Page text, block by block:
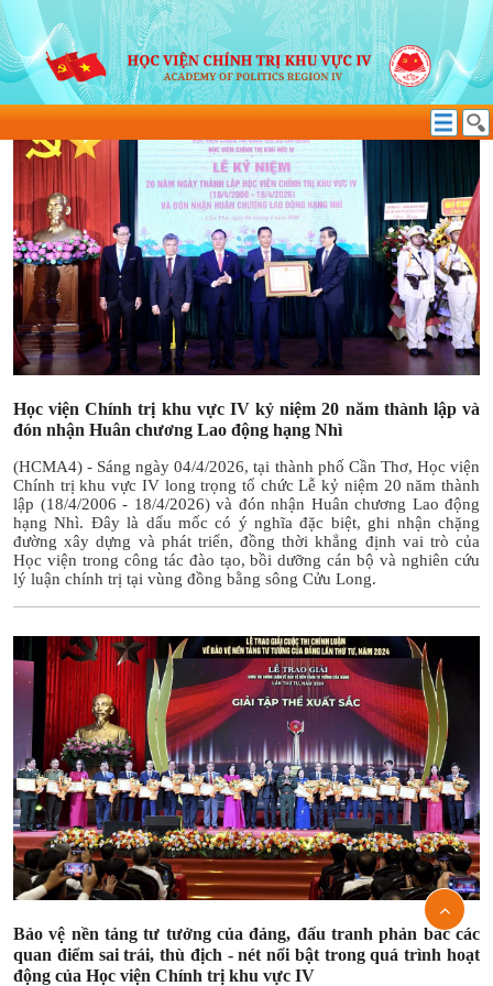
KỶ NIỆM 20 NĂM THÀNH LẬP
Học viện Chính trị khu vực IV kỷ niệm 20 năm thành lập và
đón nhận Huân chương Lao động hạng Nhì
(HCMA4) - Sáng ngày 04/4/2026, tại thành phố Cần Thơ, Học viện
Chính trị khu vực IV long trọng tổ chức Lễ kỷ niệm 20 năm thành
lập (18/4/2006 - 18/4/2026) và đón nhận Huân chương Lao động
hạng Nhì. Đây là dấu mốc có ý nghĩa đặc biệt, ghi nhận chặng
đường xây dựng và phát triển, đồng thời khẳng định vai trò của
Học viện trong công tác đào tạo, bồi dưỡng cán bộ và nghiên cứu
lý luận chính trị tại vùng đồng bằng sông Cửu Long.
Bảo vệ nền tảng tư tưởng của đảng, đấu tranh phản bác các
quan điểm sai trái, thù địch - nét nổi bật trong quá trình hoạt
động của Học viện Chính trị khu vực IV